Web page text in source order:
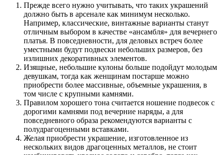
Прежде всего нужно учитывать, что таких украшений
должно быть в арсенале как минимум несколько.
Например, классические, винтажные варианты станут
отличным выбором в качестве «ансамбля» для вечернего
платья. В повседневности, для деловых встреч более
уместными будут подвески небольших размеров, без
излишних декоративных элементов.
Изящные, небольшие кулоны больше подойдут молодым
девушкам, тогда как женщинам постарше можно
приобрести более массивные, объемные украшения, в
том числе с крупными камнями.
Правилом хорошего тона считается ношение подвесок с
дорогими камнями под вечерние наряды, а для
повседневного образа рекомендуются варианты с
полудрагоценными вставками.
Желая приобрести украшение, изготовленное из
нескольких видов драгоценных металлов, не стоит